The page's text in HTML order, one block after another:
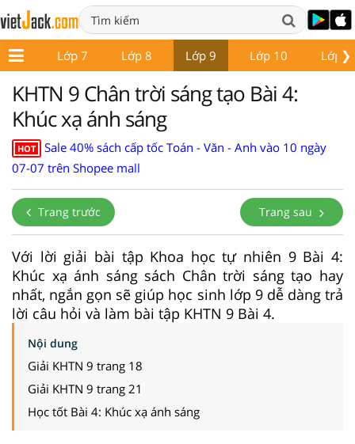
❯
6 Lớp 7 Lớp 8 Lớp 9 Lớp 10 Lớp
KHTN 9 Chân trời sáng tạo Bài 4:
Khúc xạ ánh sáng
HOT
Sale 40% sách cấp tốc Toán - Văn - Anh vào 10 ngày
07-07 trên Shopee mall
Trang trước Trang sau
Với lời giải bài tập Khoa học tự nhiên 9 Bài 4:
Khúc xạ ánh sáng sách Chân trời sáng tạo hay
nhất, ngắn gọn sẽ giúp học sinh lớp 9 dễ dàng trả
lời câu hỏi và làm bài tập KHTN 9 Bài 4.
Nội dung
Giải KHTN 9 trang 18
Giải KHTN 9 trang 21
Học tốt Bài 4: Khúc xạ ánh sáng